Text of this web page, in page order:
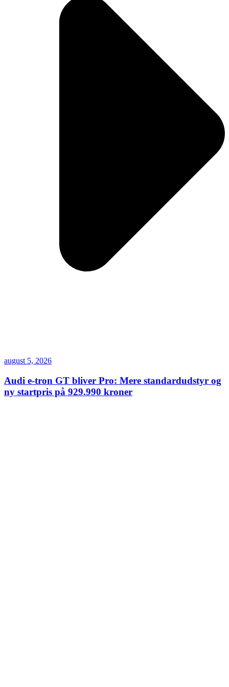
august 5, 2026
Audi e-tron GT bliver Pro: Mere standardudstyr og
ny startpris på 929.990 kroner